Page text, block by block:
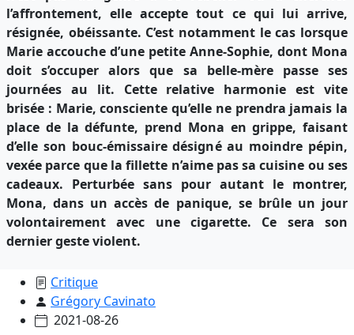
l’affrontement, elle accepte tout ce qui lui arrive,
résignée, obéissante. C’est notamment le cas lorsque
Marie accouche d’une petite Anne-Sophie, dont Mona
doit s’occuper alors que sa belle-mère passe ses
journées au lit. Cette relative harmonie est vite
brisée : Marie, consciente qu’elle ne prendra jamais la
place de la défunte, prend Mona en grippe, faisant
d’elle son bouc-émissaire désigné au moindre pépin,
vexée parce que la fillette n’aime pas sa cuisine ou ses
cadeaux. Perturbée sans pour autant le montrer,
Mona, dans un accès de panique, se brûle un jour
volontairement avec une cigarette. Ce sera son
dernier geste violent.
Critique
Grégory Cavinato
2021-08-26